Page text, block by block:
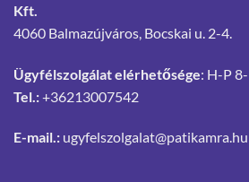
Kft.
4060 Balmazújváros, Bocskai u. 2-4.
Ügyfélszolgálat elérhetősége: H-P
Tel.:+36213007542
E-mail.: ugyfelszolgalat@patikamra.hu